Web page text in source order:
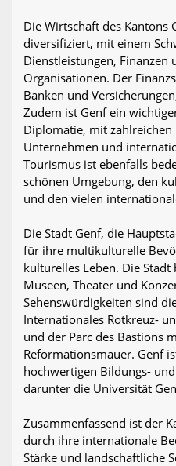
Die Wirtschaft des Kantons
diversifiziert, mit einem
Dienstleistungen, Finanzen
Organisationen. Der
Banken und
Zudem ist Genf ein
Diplomatie, mit
Unternehmen und
Tourismus ist ebenfalls
schönen Umgebung, den
und den vielen
Die Stadt Genf, die
für ihre multikulturelle
kulturelles Leben. Die
Museen, Theater und
Sehenswürdigkeiten sind
Internationales Rotkreuz-
und der Parc des Bastions
Reformationsmauer. Genf
hochwertigen Bildungs-
darunter die Universität
Zusammenfassend ist der
durch ihre internationale
Stärke und landschaftliche